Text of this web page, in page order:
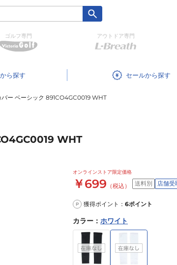
ゴルフ専門 アウトドア専門
セール
バー ベーシック 891CO4GC0019 WHT
WHT
オンラインストア限定価格
￥699 （税込） 送料別 店舗受
P 獲得ポイント： 6ポイント
カラー ： ホワイト